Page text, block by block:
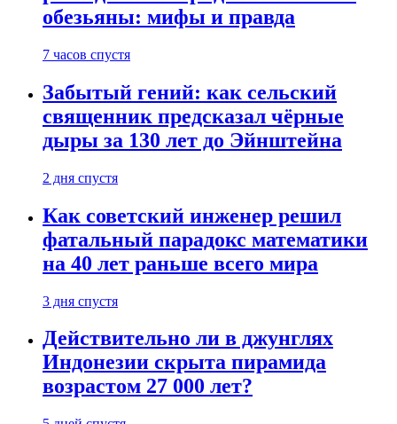
обезьяны: мифы и правда
7 часов спустя
Забытый гений: как сельский
священник предсказал чёрные
дыры за 130 лет до Эйнштейна
2 дня спустя
Как советский инженер решил
фатальный парадокс математики
на 40 лет раньше всего мира
3 дня спустя
Действительно ли в джунглях
Индонезии скрыта пирамида
возрастом 27 000 лет?